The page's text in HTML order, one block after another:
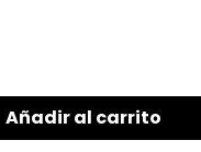
Añadir al carrito